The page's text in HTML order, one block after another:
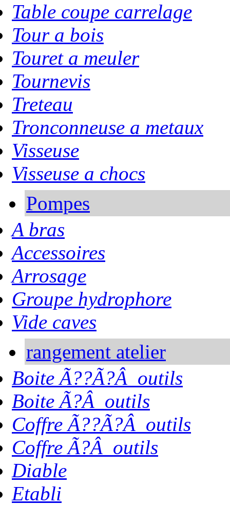
Table coupe carrelage
Tour a bois
Touret a meuler
Tournevis
Treteau
Tronconneuse a metaux
Visseuse
Visseuse a chocs
Pompes
A bras
Accessoires
Arrosage
Groupe hydrophore
Vide caves
rangement atelier
Boite Ã??Ã?Â outils
Boite Ã?Â outils
Coffre Ã??Ã?Â outils
Coffre Ã?Â outils
Diable
Etabli